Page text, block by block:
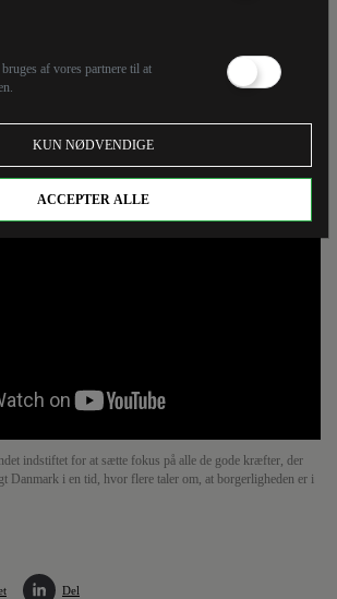
af vores partnere til at
KUN NØDVENDIGE
ACCEPTER ALLE
vandt Kontrastprisen for partiets ‘Du
Danmark og LA’s valgsejr.
indstiftet for at sætte fokus på alle de gode kræfter, der
Danmark i en tid, hvor flere taler om, at borgerligheden er i
Del